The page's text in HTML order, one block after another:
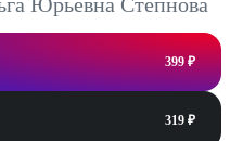
399 ₽
319 ₽